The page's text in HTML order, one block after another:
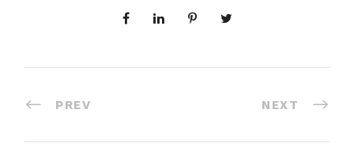
PREV NEXT